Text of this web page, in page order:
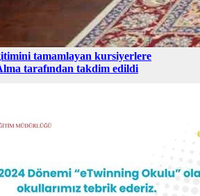
tamamlayan kursiyerlere
tarafından takdim edildi